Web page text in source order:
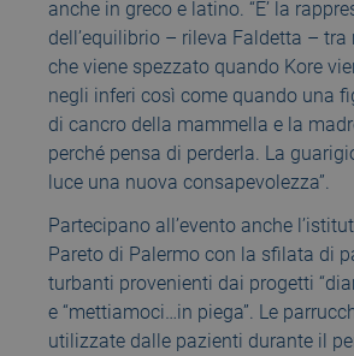
anche in greco e latino. “E’ la
dell’equilibrio – rileva Faldetta – tra
che viene spezzato quando Kore
negli inferi così come quando una
di cancro della mammella e la
perché pensa di perderla. La
luce una nuova consapevolezza”.
Partecipano all’evento anche
Pareto di Palermo con la sfilata di
turbanti provenienti dai progetti
e “mettiamoci…in piega”. Le
utilizzate dalle pazienti durante il